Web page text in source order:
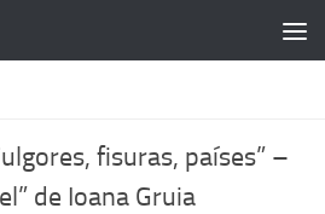
fisuras, países” –
de Ioana Gruia